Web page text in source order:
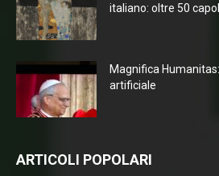
italiano: oltre 50
Magnifica
artificiale
ARTICOLI POPOLARI